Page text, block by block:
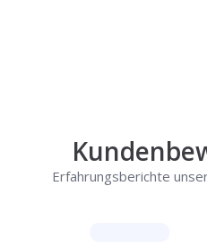
Erfahrungsberichte